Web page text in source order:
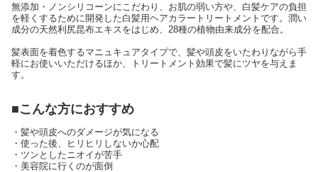
無添加・ノンシリコーンにこだわり、お肌の弱い方や、白髪ケアの負担
を軽くするために開発した白髪用ヘアカラートリートメントです。潤い
成分の天然利尻昆布エキスをはじめ、28種の植物由来成分を配合。
髪表面を着色するマニュキュアタイプで、髪や頭皮をいたわりながら手
軽にお使いいただけるほか、トリートメント効果で髪にツヤを与えま
す。
■こんな方におすすめ
・髪や頭皮へのダメージが気になる
・使った後、ヒリヒリしないか心配
・ツンとしたニオイが苦手
・美容院に行くのが面倒